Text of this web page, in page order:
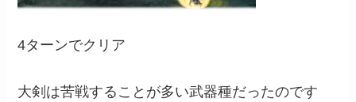
4ターンでクリア
大剣は苦戦することが多い武器種だったのです